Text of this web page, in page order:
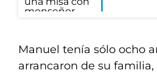
Manuel tenía sólo ocho
arrancaron de su